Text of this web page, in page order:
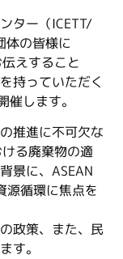
ター（ICETT/
体の皆様に
えすること
持っていただく
します。
推進に不可欠な
る廃棄物の適
景に、ASEAN
循環に焦点を
政策、また、民
す。